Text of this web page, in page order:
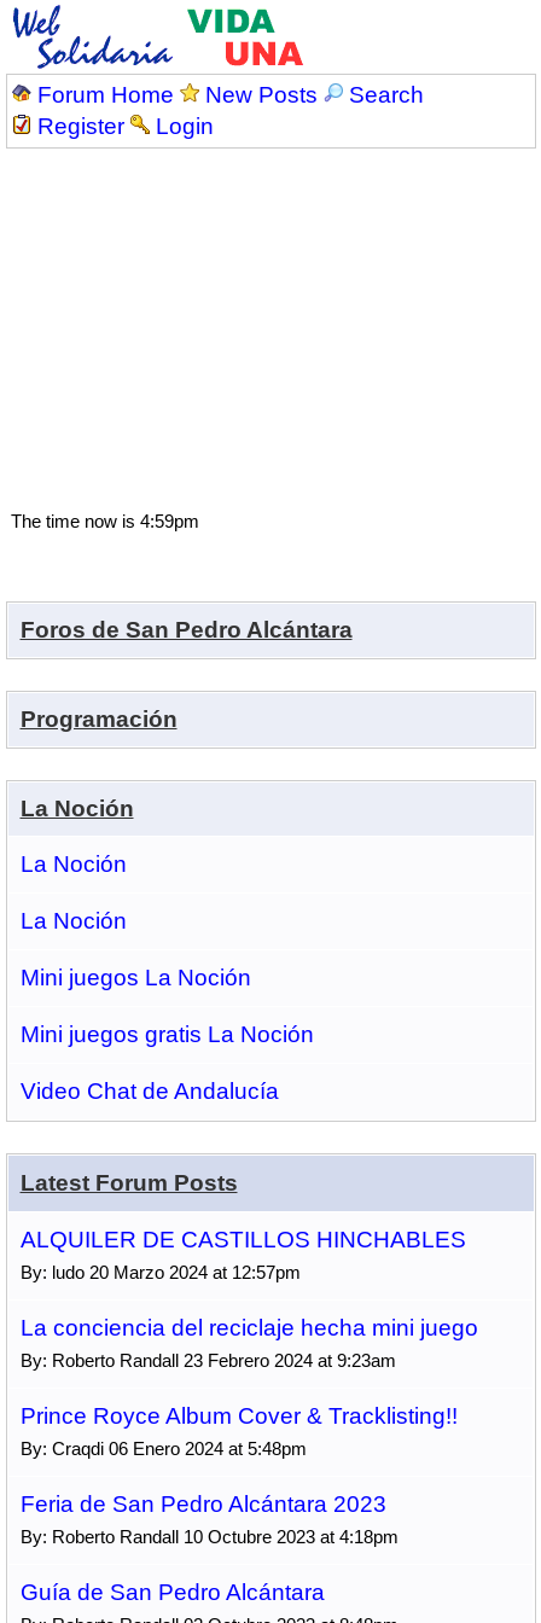
Forum Home New Posts
Search
Register
Login
The time now is 4:59pm
Foros de San Pedro Alcántara
Programación
La Noción
La Noción
La Noción
Mini juegos La Noción
Mini juegos gratis La Noción
Video Chat de Andalucía
Latest Forum Posts
ALQUILER DE CASTILLOS HINCHABLES
By: ludo 20 Marzo 2024 at 12:57pm
La conciencia del reciclaje hecha mini juego
By: Roberto Randall 23 Febrero 2024 at 9:23am
Prince Royce Album Cover & Tracklisting!!
By: Craqdi 06 Enero 2024 at 5:48pm
Feria de San Pedro Alcántara 2023
By: Roberto Randall 10 Octubre 2023 at 4:18pm
Guía de San Pedro Alcántara